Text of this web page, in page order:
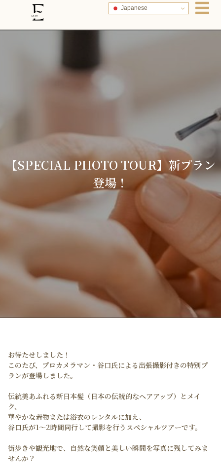
Japanese
【SPECIAL PHOTO TOUR】新プラン
登場！
お待たせしました！
このたび、 プロカメラマン・谷口氏による出張撮影付きの特別プ
ランが登場しました。
伝統美あふれる新日本髪（日本の伝統的なヘアアップ）とメイ
ク、
華やかな着物または浴衣のレンタルに加え、
谷口氏が1〜2時間同行して撮影を行うスペシャルツアーです。
街歩きや観光地で、自然な笑顔と美しい瞬間を写真に残してみま
せんか？